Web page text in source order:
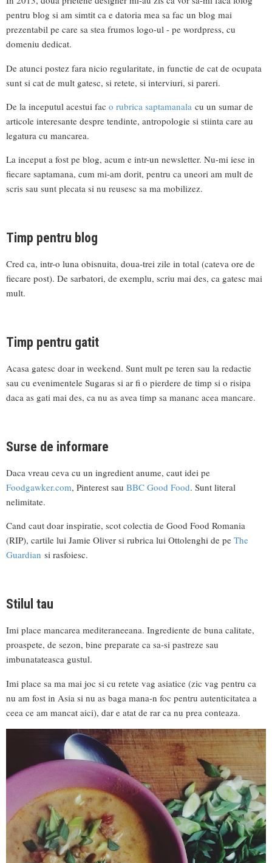
pentru blog si am simtit ca e datoria mea sa fac un blog mai
prezentabil pe care sa stea frumos logo-ul - pe wordpress, cu
domeniu dedicat.
De atunci postez fara nicio regularitate, in functie de cat de ocupata
sunt si cat de mult gatesc, si retete, si interviuri, si pareri.
De la inceputul acestui fac o rubrica saptamanala cu un sumar de
articole interesante despre tendinte, antropologie si stiinta care au
legatura cu mancarea.
La inceput a fost pe blog, acum e intr-un newsletter. Nu-mi iese in
fiecare saptamana, cum mi-am dorit, pentru ca uneori am mult de
scris sau sunt plecata si nu reusesc sa ma mobilizez.
Timp pentru blog
Cred ca, intr-o luna obisnuita, doua-trei zile in total (cateva ore de
fiecare post). De sarbatori, de exemplu, scriu mai des, ca gatesc mai
mult.
Timp pentru gatit
Acasa gatesc doar in weekend. Sunt mult pe teren sau la redactie
sau cu evenimentele Sugaras si ar fi o pierdere de timp si o risipa
daca as gati mai des, ca nu as avea timp sa mananc acea mancare.
Surse de informare
Daca vreau ceva cu un ingredient anume, caut idei pe
Foodgawker.com, Pinterest sau BBC Good Food. Sunt literal
nelimitate.
Cand caut doar inspiratie, scot colectia de Good Food Romania
(RIP), cartile lui Jamie Oliver si rubrica lui Ottolenghi de pe The
Guardian si rasfoiesc.
Stilul tau
Imi place mancarea mediteraneeana. Ingrediente de buna calitate,
proaspete, de sezon, bine preparate ca sa-si pastreze sau
imbunatateasca gustul.
Imi place sa ma mai joc si cu retete vag asiatice (zic vag pentru ca
nu am fost in Asia si nu as baga mana-n foc pentru autenticitatea a
ceea ce am mancat aici), dar e atat de rar ca nu prea conteaza.